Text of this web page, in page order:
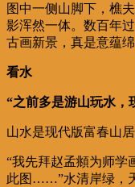
图中一侧山脚下，樵
影浑然一体。数百年
古画新景，真是意蕴绵
看水
“之前多是游山玩水，
山水是现代版富春山
“我先拜赵孟頫为师学
此图……”水清岸绿，